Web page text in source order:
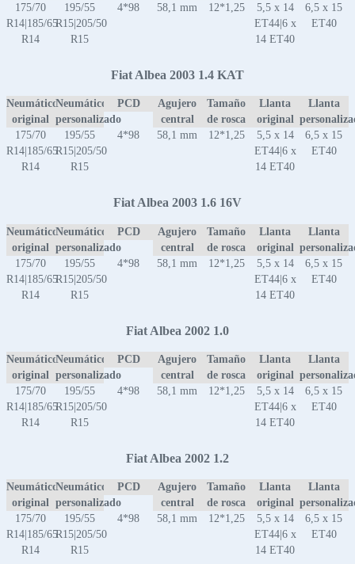
175/70
R14|185/65
R14
195/55
R15|205/50
R15
4*98 58,1 mm 12*1,25
5,5 x 14
ET44|6 x
14 ET40
6,5 x 15
ET40
Fiat Albea 2003 1.4 KAT
Neumático
original
Neumático
personalizado
PCD
Agujero
central
Tamaño
de rosca
Llanta
original
Llanta
175/70
R14|185/65
R14
195/55
R15|205/50
R15
4*98 58,1 mm 12*1,25
5,5 x 14
ET44|6 x
14 ET40
6,5 x 15
ET40
Fiat Albea 2003 1.6 16V
Neumático
original
Neumático
personalizado
PCD
Agujero
central
Tamaño
de rosca
Llanta
original
Llanta
175/70
R14|185/65
R14
195/55
R15|205/50
R15
4*98 58,1 mm 12*1,25
5,5 x 14
ET44|6 x
14 ET40
6,5 x 15
ET40
Fiat Albea 2002 1.0
Neumático
original
Neumático
personalizado
PCD
Agujero
central
Tamaño
de rosca
Llanta
original
Llanta
175/70
R14|185/65
R14
195/55
R15|205/50
R15
4*98 58,1 mm 12*1,25
5,5 x 14
ET44|6 x
14 ET40
6,5 x 15
ET40
Fiat Albea 2002 1.2
Neumático
original
Neumático
personalizado
PCD
Agujero
central
Tamaño
de rosca
Llanta
original
Llanta
175/70
R14|185/65
R14
195/55
R15|205/50
R15
4*98 58,1 mm 12*1,25
5,5 x 14
ET44|6 x
14 ET40
6,5 x 15
ET40